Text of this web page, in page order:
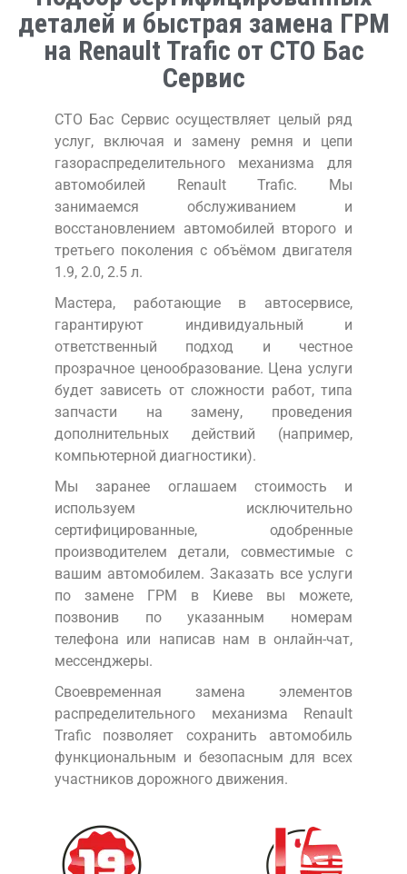
деталей и быстрая замена ГРМ
на Renault Trafic от СТО Бас
Сервис
СТО Бас Сервис осуществляет целый ряд
услуг, включая и замену ремня и цепи
газораспределительного механизма для
автомобилей Renault Trafic. Мы
занимаемся обслуживанием и
восстановлением автомобилей второго и
третьего поколения с объёмом двигателя
1.9, 2.0, 2.5 л.
Мастера, работающие в автосервисе,
гарантируют индивидуальный и
ответственный подход и честное
прозрачное ценообразование. Цена услуги
будет зависеть от сложности работ, типа
запчасти на замену, проведения
дополнительных действий (например,
компьютерной диагностики).
Мы заранее оглашаем стоимость и
используем исключительно
сертифицированные, одобренные
производителем детали, совместимые с
вашим автомобилем. Заказать все услуги
по замене ГРМ в Киеве вы можете,
позвонив по указанным номерам
телефона или написав нам в онлайн-чат,
мессенджеры.
Своевременная замена элементов
распределительного механизма Renault
Trafic позволяет сохранить автомобиль
функциональным и безопасным для всех
участников дорожного движения.